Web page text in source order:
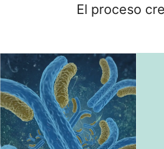
El proceso